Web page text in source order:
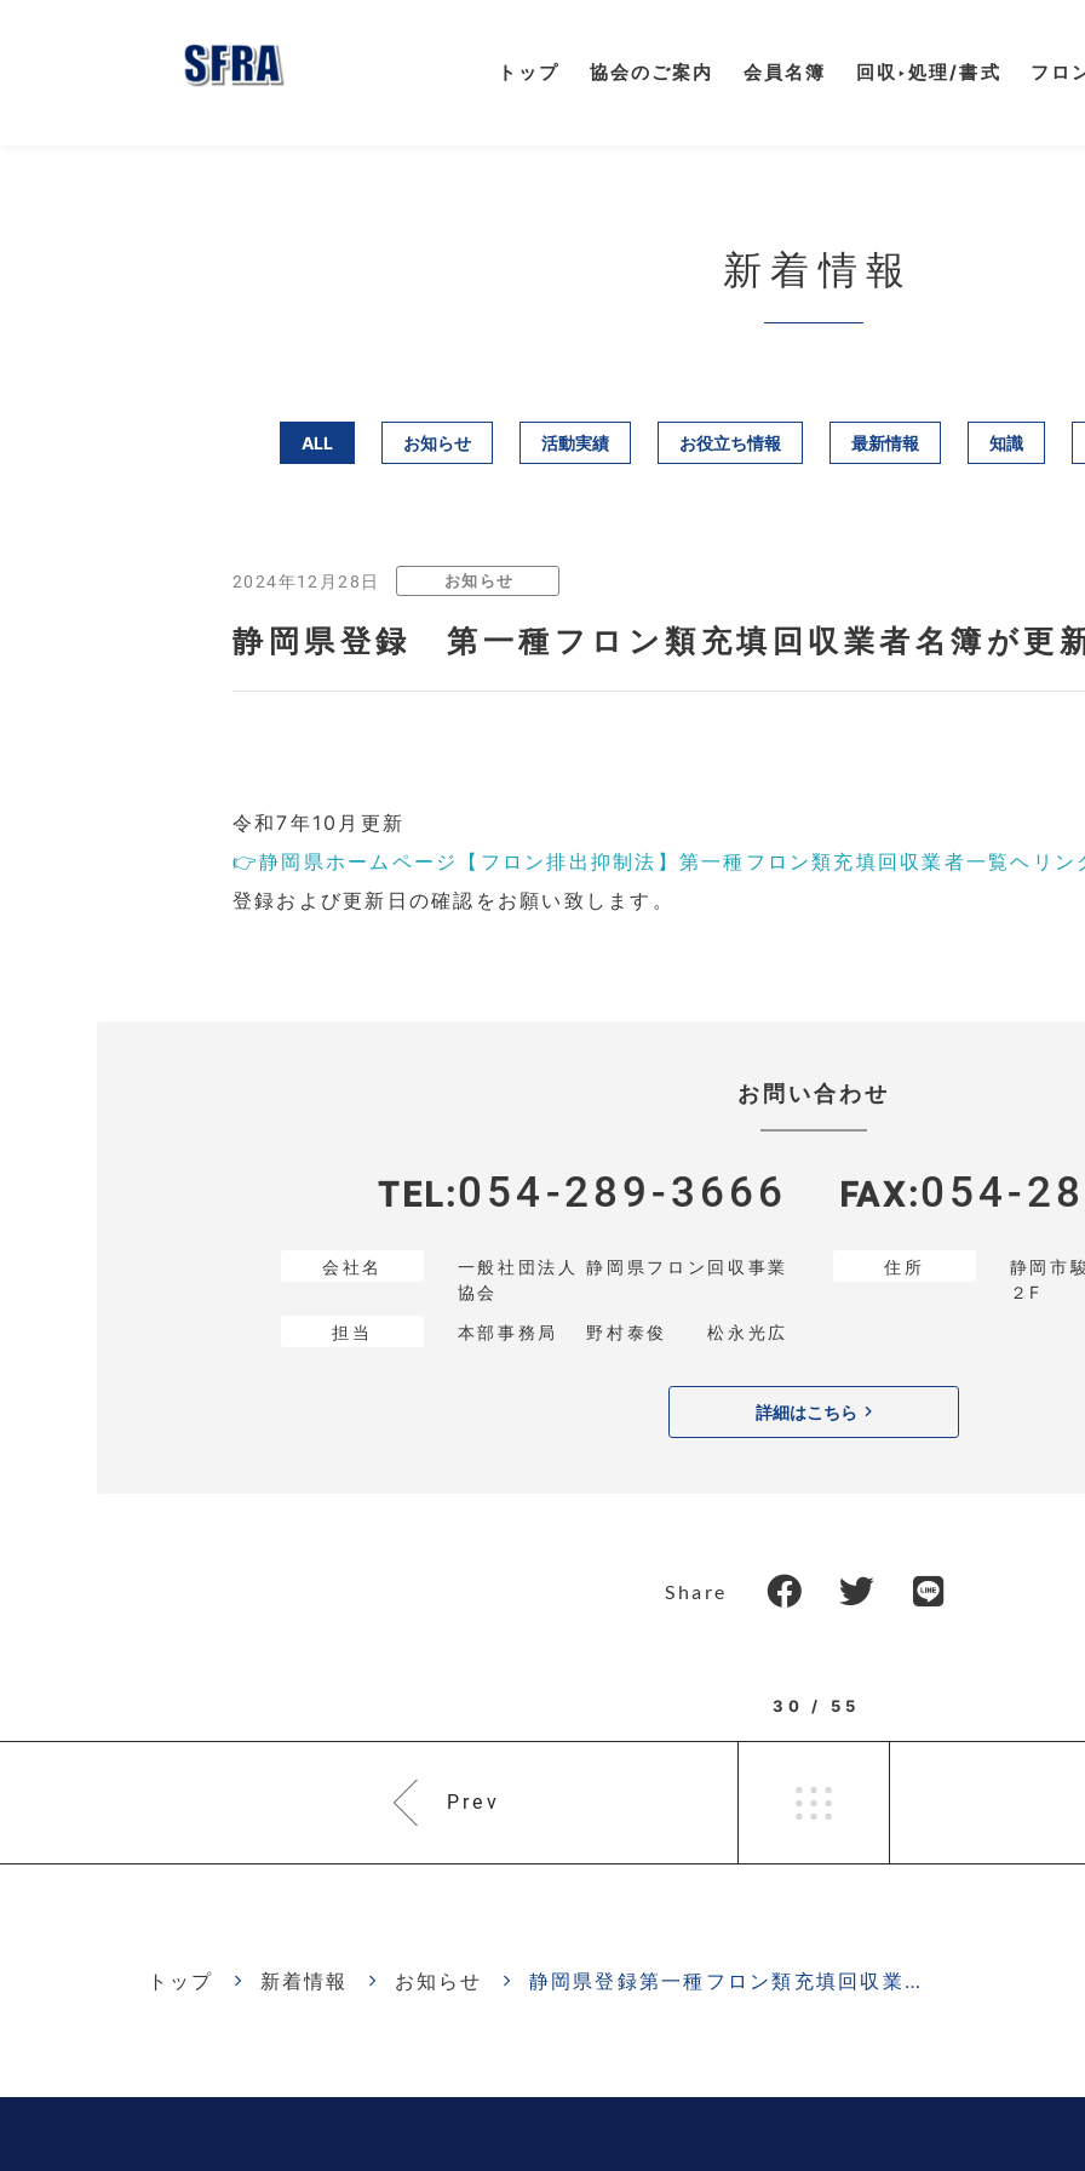
トップ 協会のご案内 会員名簿 回収‣処理/書式 フロ
新着情報
ALL お知らせ 活動実績 お役立ち情報 最新情報 知識
2024年12月28日 お知らせ
静岡県登録 第一種フロン類充填回収業者名簿が更
令和7年10月更新
👉静岡県ホームページ【フロン排出抑制法】第一種フロン類充填回収業者一覧ヘリン
登録および更新日の確認をお願い致します。
お問い合わせ
TEL 054-289-3666 FAX 054-
会社名
一般社団法人 静岡県フロン回収事業
協会
担当
本部事務局 野村泰俊 松永光広
住所
静岡市
２F
詳細はこちら
Share
30 / 55
Prev
トップ 新着情報 お知らせ 静岡県登録第一種フロン類充填回収業者名簿が更新されました。